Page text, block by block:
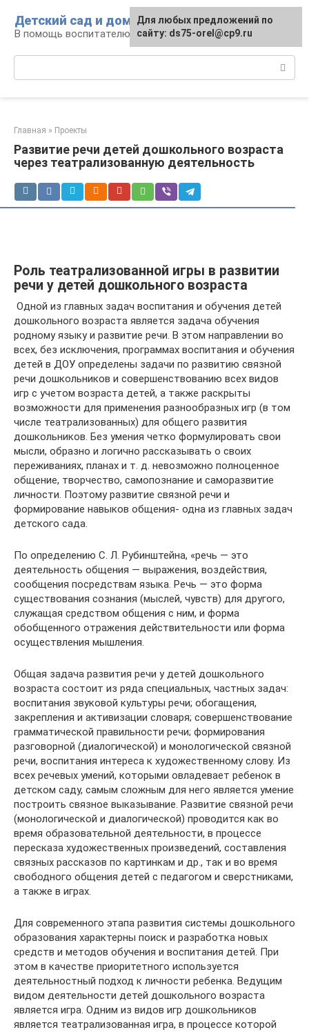
контенту
Детский сад и дом
В помощь воспитателю и родителям
Главная » Проекты
Развитие речи детей дошкольного возраста
через театрализованную деятельность
Роль театрализованной игры в развитии
речи у детей дошкольного возраста
Одной из главных задач воспитания и обучения детей
дошкольного возраста является задача обучения
родному языку и развитие речи. В этом направлении во
всех, без исключения, программах воспитания и обучения
детей в ДОУ определены задачи по развитию связной
речи дошкольников и совершенствованию всех видов
игр с учетом возраста детей, а также раскрыты
возможности для применения разнообразных игр (в том
числе театрализованных) для общего развития
дошкольников. Без умения четко формулировать свои
мысли, образно и логично рассказывать о своих
переживаниях, планах и т. д. невозможно полноценное
общение, творчество, самопознание и саморазвитие
личности. Поэтому развитие связной речи и
формирование навыков общения- одна из главных задач
детского сада.
По определению С. Л. Рубинштейна, «речь — это
деятельность общения — выражения, воздействия,
сообщения посредствам языка. Речь — это форма
существования сознания (мыслей, чувств) для другого,
служащая средством общения с ним, и форма
обобщенного отражения действительности или форма
осуществления мышления.
Общая задача развития речи у детей дошкольного
возраста состоит из ряда специальных, частных задач:
воспитания звуковой культуры речи; обогащения,
закрепления и активизации словаря; совершенствование
грамматической правильности речи; формирования
разговорной (диалогической) и монологической связной
речи, воспитания интереса к художественному слову. Из
всех речевых умений, которыми овладевает ребенок в
детском саду, самым сложным для него является умение
построить связное выказывание. Развитие связной речи
(монологической и диалогической) проводится как во
время образовательной деятельности, в процессе
пересказа художественных произведений, составления
связных рассказов по картинкам и др., так и во время
свободного общения детей с педагогом и сверстниками,
а также в играх.
Для современного этапа развития системы дошкольного
образования характерны поиск и разработка новых
средств и методов обучения и воспитания детей. При
этом в качестве приоритетного используется
деятельностный подход к личности ребенка. Ведущим
видом деятельности детей дошкольного возраста
является игра. Одним из видов игр дошкольников
является театрализованная игра, в процессе которой
Для любых предложений по
сайту: ds75-orel@cp9.ru